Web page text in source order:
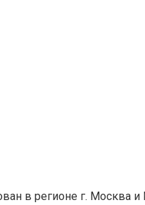
в регионе г. Москва